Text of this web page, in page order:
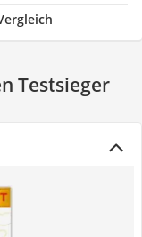
Testsieger